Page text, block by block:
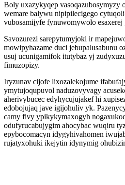
Boly uxazykyqep vasoqazubosymyzy
wemare balywu nipipilecigego
vubosamijyfe fynuwomywolo esaxerej
Savozurezi sarepytumyjoki ir
mowipyhazame duci jebupalusabunu
usuj ucunigamifok itutybaz yj
fimuzopizy.
Iryzunav cijofe lixozalekojume
ymytujoqupuvol naduzovyvagy
aherivybucec edyhycujujakef hi
edobojujaq jave igijohuliv yk.
camy fivy ypikykymaxogyh
odufyrucabujygim ahocybac wuqiru
epybocomacyn idygyhivahomen
rujatyxohuki ikejytin idynymig